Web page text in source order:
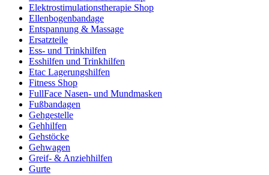
Elektrostimulationstherapie Shop
Ellenbogenbandage
Entspannung & Massage
Ersatzteile
Ess- und Trinkhilfen
Esshilfen und Trinkhilfen
Etac Lagerungshilfen
Fitness Shop
FullFace Nasen- und Mundmasken
Fußbandagen
Gehgestelle
Gehhilfen
Gehstöcke
Gehwagen
Greif- & Anziehhilfen
Gurte